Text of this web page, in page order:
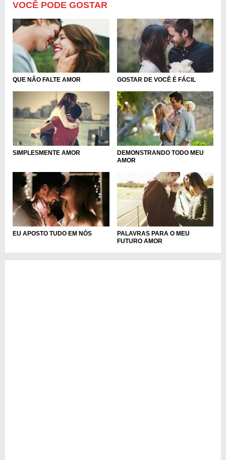
VOCÊ PODE GOSTAR
QUE NÃO FALTE AMOR GOSTAR DE VOCÊ É FÁCIL
SIMPLESMENTE AMOR
DEMONSTRANDO TODO MEU
AMOR
EU APOSTO TUDO EM NÓS
PALAVRAS PARA O MEU
FUTURO AMOR